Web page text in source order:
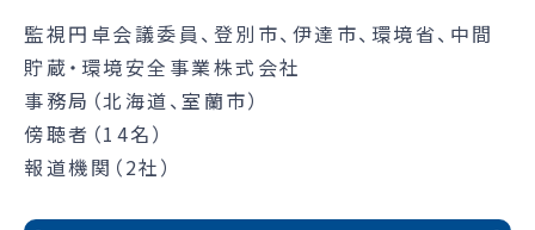
監視円卓会議委員、登別市、伊達市、環境省、中間
貯蔵・環境安全事業株式会社
事務局（北海道、室蘭市）
傍聴者（14名）
報道機関（2社）